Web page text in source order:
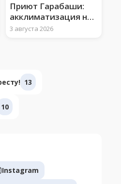
Приют Гарабаши:
акклиматизация на
3850 м и ледово-
3 августа 2026
13
10
Instagram